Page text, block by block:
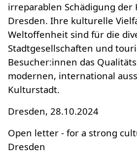
irreparablen Schädigung
Dresden. Ihre kulturelle
Weltoffenheit sind für die
Stadtgesellschaften und
Besucher:innen das
modernen, international
Kulturstadt.
Dresden, 28.10.2024
Open letter - for a strong
Dresden